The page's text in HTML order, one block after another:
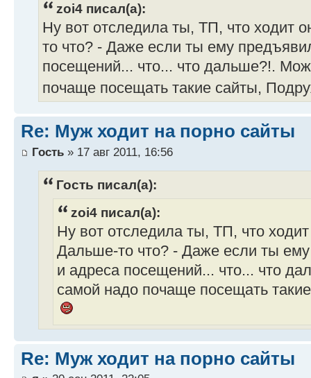
zoi4 писал(а):
Ну вот отследила ты, ТП, что ходит
то что? - Даже если ты ему
посещений... что... что дальше?!.
почаще посещать такие сайты,
Re: Муж ходит на порно сайты
Гость » 17 авг 2011, 16:56
Гость писал(а):
zoi4 писал(а):
Ну вот отследила ты, ТП, что
Дальше-то что? - Даже если ты
и адреса посещений... что... что
самой надо почаще посещать
Re: Муж ходит на порно сайты